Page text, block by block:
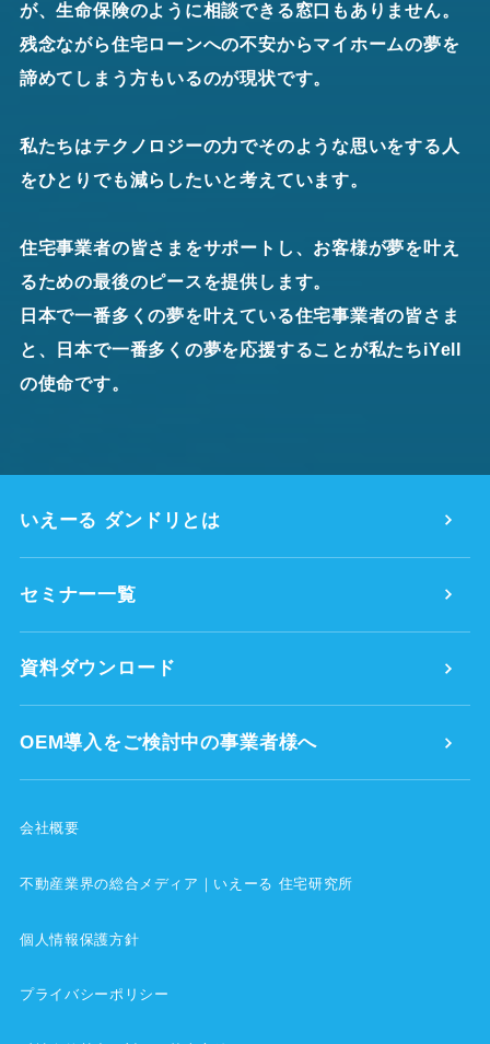
が、生命保険のように相談できる窓口もありません。
残念ながら住宅ローンへの不安からマイホームの夢を
諦めてしまう方もいるのが現状です。
私たちはテクノロジーの力でそのような思いをする人
をひとりでも減らしたいと考えています。
住宅事業者の皆さまをサポートし、お客様が夢を叶え
るための最後のピースを提供します。
日本で一番多くの夢を叶えている住宅事業者の皆さま
と、日本で一番多くの夢を応援することが私たちiYell
の使命です。
いえーる ダンドリとは
セミナー一覧
資料ダウンロード
OEM導入をご検討中の事業者様へ
会社概要
不動産業界の総合メディア｜いえーる 住宅研究所
個人情報保護方針
プライバシーポリシー